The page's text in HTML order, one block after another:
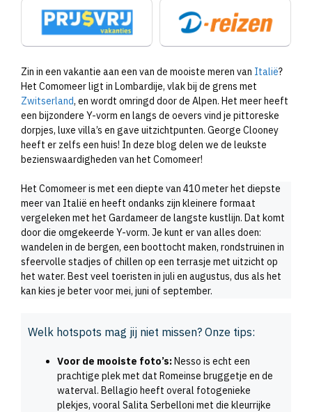
Zin in een vakantie aan een van de mooiste meren van Italië?
Het Comomeer ligt in Lombardije, vlak bij de grens met
Zwitserland, en wordt omringd door de Alpen. Het meer heeft
een bijzondere Y-vorm en langs de oevers vind je pittoreske
dorpjes, luxe villa’s en gave uitzichtpunten. George Clooney
heeft er zelfs een huis! In deze blog delen we de leukste
bezienswaardigheden van het Comomeer!
Het Comomeer is met een diepte van 410 meter het diepste
meer van Italië en heeft ondanks zijn kleinere formaat
vergeleken met het Gardameer de langste kustlijn. Dat komt
door die omgekeerde Y-vorm. Je kunt er van alles doen:
wandelen in de bergen, een boottocht maken, rondstruinen in
sfeervolle stadjes of chillen op een terrasje met uitzicht op
het water. Best veel toeristen in juli en augustus, dus als het
kan kies je beter voor mei, juni of september.
Welk hotspots mag jij niet missen? Onze tips:
Voor de mooiste foto’s:Nesso is echt een
prachtige plek met dat Romeinse bruggetje en de
waterval. Bellagio heeft overal fotogenieke
plekjes, vooral Salita Serbelloni met die kleurrijke